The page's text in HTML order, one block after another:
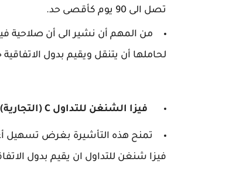
تصل الى 90 يوم كأقصى حد.
لحاملها أن يتنقل ويقيم بدول
فيزا الشنغن للتداول C (التجارية)
تمنح هذه التأشيرة بغرض تسهيل
فيزا شنغن للتداول ان يقيم بدول